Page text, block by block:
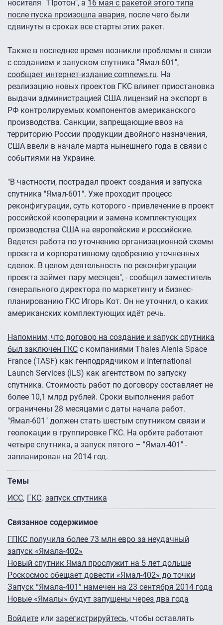
носителя "Протон", а 16 мая с ракетой этого типа
после пуска произошла авария, после чего были
сдвинуты в сроках все старты этих ракет.
Также в последнее время возникли проблемы в связи
с созданием и запуском спутника "Ямал-601",
сообщает интернет-издание comnews.ru. На
реализацию новых проектов ГКС влияет приостановка
выдачи администрацией США лицензий на экспорт в
РФ контролируемых компонентов американского
производства. Санкции, запрещающие ввоз на
территорию России продукции двойного назначения,
США ввели в начале марта нынешнего года в связи с
событиями на Украине.
"В частности, пострадал проект создания и запуска
спутника "Ямал-601". Уже проходит процесс
реконфигурации, суть которого - привлечение в проект
российской кооперации и замена комплектующих
производства США на европейские и российские.
Ведется работа по уточнению организационной схемы
проекта и корпоративному одобрению уточненных
сделок. В целом деятельность по реконфигурации
проекта займет пару месяцев", - сообщил заместитель
генерального директора по маркетингу и бизнес-
планированию ГКС Игорь Кот. Он не уточнил, о каких
американских комплектующих идёт речь.
Напомним, что договор на создание и запуск спутника
был заключен ГКС с компаниями Thales Alenia Space
France (TASF) как генподрядчиком и International
Launch Services (ILS) как агентством по запуску
спутника. Стоимость работ по договору составляет не
более 10,1 млрд рублей. Сроки выполнения работ
ограничены 28 месяцами с даты начала работ.
"Ямал-601" должен стать шестым спутником связи и
геолокации в группировке ГКС. На орбите работают
четыре спутника, а запуск пятого – "Ямал-401" -
запланирован на 2014 год.
Темы
ИСС ГКС запуск спутника
Связанное содержимое
ГПКС получила более 73 млн евро за неудачный
запуск «Ямала-402»
Новый спутник Ямал прослужит на 5 лет дольше
Роскосмос обещает довести «Ямал-402» до точки
Запуск “Ямала-401” намечен на 23 сентября 2014 года
Новые «Ямалы» будут запущены через два года
Войдите или зарегистрируйтесь, чтобы оставлять